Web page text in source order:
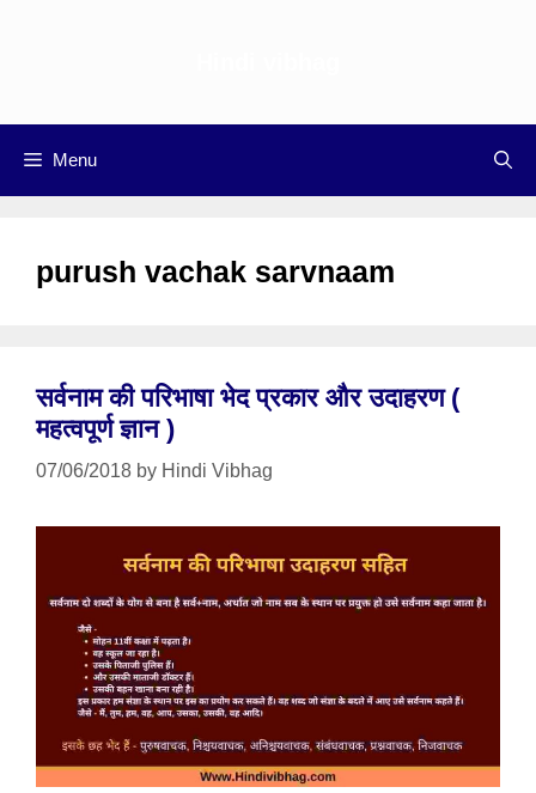
Menu
purush vachak sarvnaam
सर्वनाम की परिभाषा भेद प्रकार और उदाहरण (
महत्वपूर्ण ज्ञान )
07/06/2018 by Hindi Vibhag